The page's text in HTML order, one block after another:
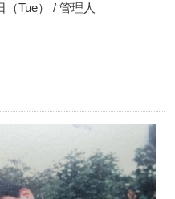
（Tue） / 管理人